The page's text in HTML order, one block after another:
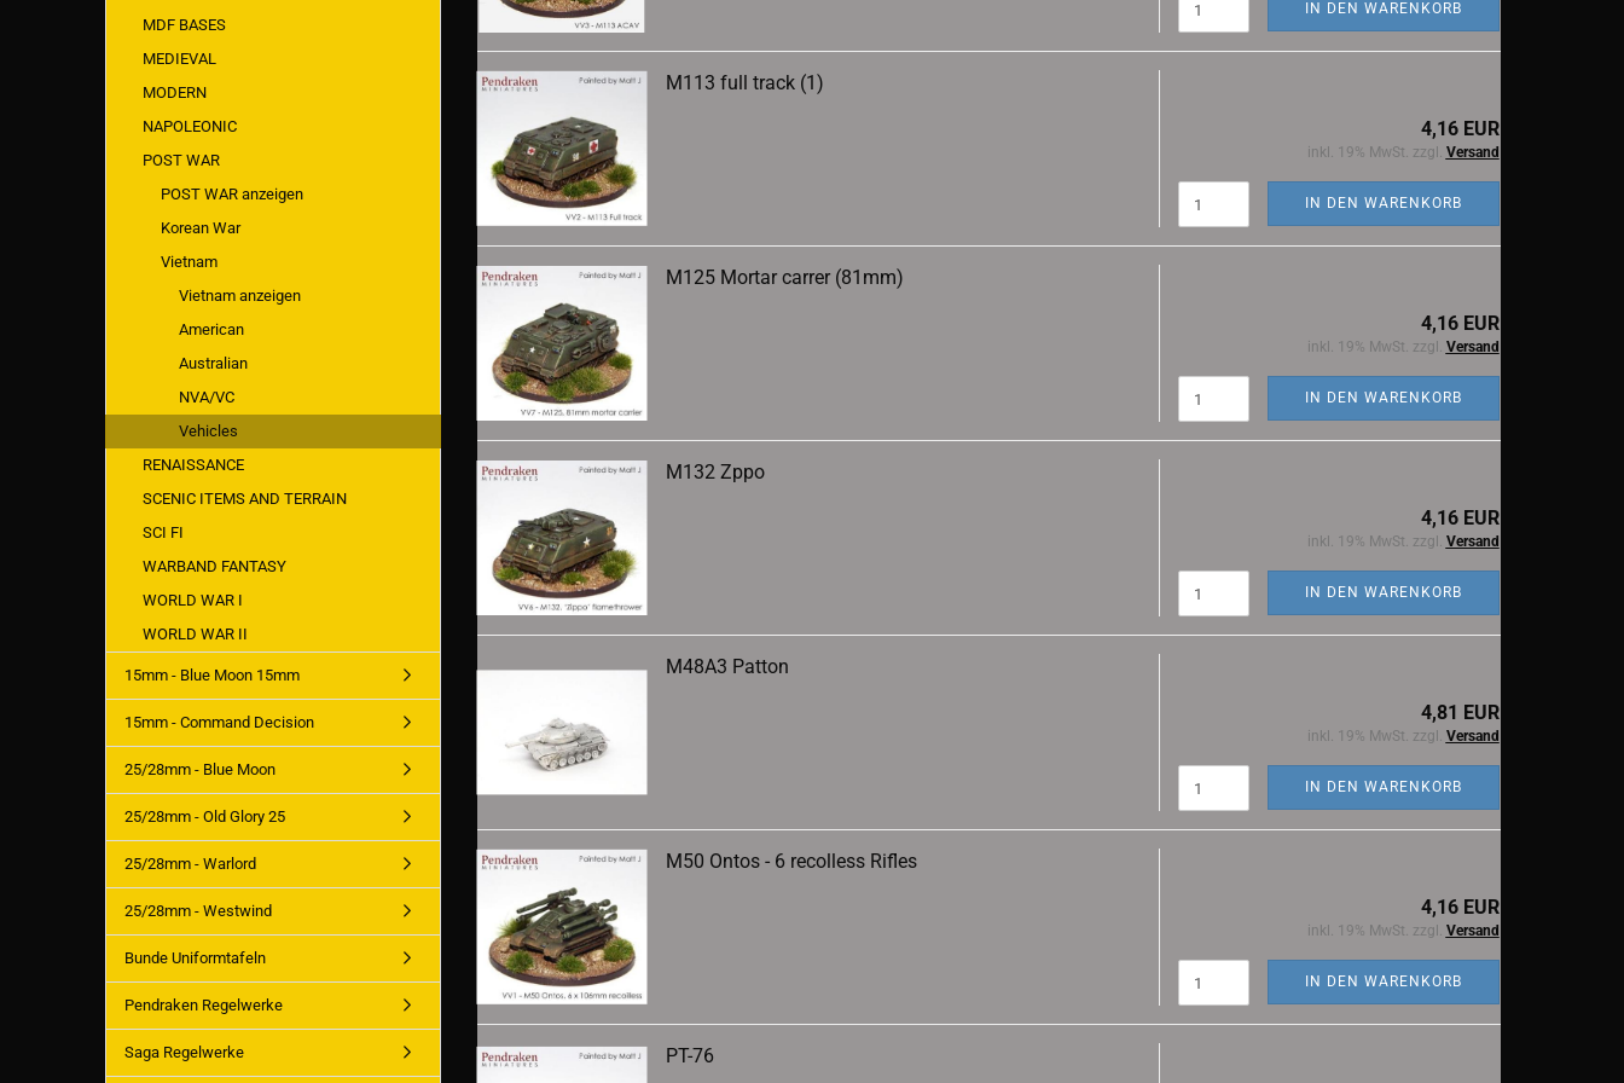
IN DEN WARENKORB
M113 full track (1)
4,16 EUR
inkl. 19% MwSt. zzgl. Versand
IN DEN WARENKORB
M125 Mortar carrer (81mm)
4,16 EUR
inkl. 19% MwSt. zzgl. Versand
IN DEN WARENKORB
M132 Zppo
4,16 EUR
inkl. 19% MwSt. zzgl. Versand
IN DEN WARENKORB
M48A3 Patton
4,81 EUR
inkl. 19% MwSt. zzgl. Versand
IN DEN WARENKORB
M50 Ontos - 6 recolless Rifles
4,16 EUR
inkl. 19% MwSt. zzgl. Versand
IN DEN WARENKORB
PT-76
MDF BASES
MEDIEVAL
MODERN
NAPOLEONIC
POST WAR
POST WAR anzeigen
Korean War
Vietnam
Vietnam anzeigen
American
Australian
NVA/VC
Vehicles
RENAISSANCE
SCENIC ITEMS AND TERRAIN
SCI FI
WARBAND FANTASY
WORLD WAR I
WORLD WAR II
15mm - Blue Moon 15mm
15mm - Command Decision
25/28mm - Blue Moon
25/28mm - Old Glory 25
25/28mm - Warlord
25/28mm - Westwind
Bunde Uniformtafeln
Pendraken Regelwerke
Saga Regelwerke